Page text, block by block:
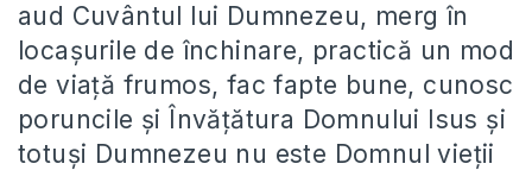
aud Cuvântul lui Dumnezeu, merg în
locașurile de închinare, practică un mod
de viață frumos, fac fapte bune, cunosc
poruncile și Învățătura Domnului Isus și
totuși Dumnezeu nu este Domnul vieții